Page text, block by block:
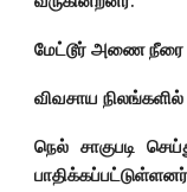
மேட்டூர் அணை நீரை
விவசாய
நெல் சாகுபடி